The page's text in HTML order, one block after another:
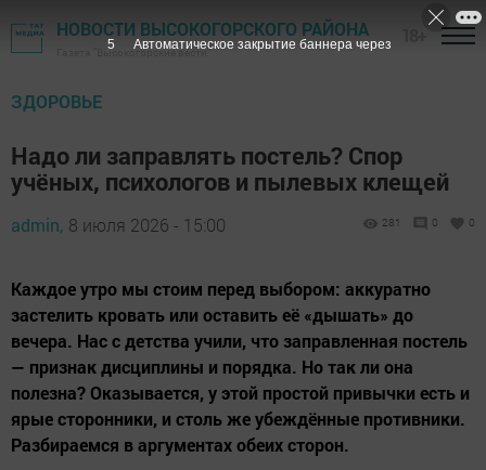
НОВОСТИ ВЫСОКОГОРСКОГО РАЙОНА
Газета "Высокогорские вести"
ЗДОРОВЬЕ
Надо ли заправлять постель? Спор
учёных, психологов и пылевых клещей
admin, 8 июля 2026 - 15:00 281 0 0
Каждое утро мы стоим перед выбором: аккуратно
застелить кровать или оставить её «дышать» до
вечера. Нас с детства учили, что заправленная постель
— признак дисциплины и порядка. Но так ли она
полезна? Оказывается, у этой простой привычки есть и
ярые сторонники, и столь же убеждённые противники.
Разбираемся в аргументах обеих сторон.
3 Автоматическое закрытие баннера через